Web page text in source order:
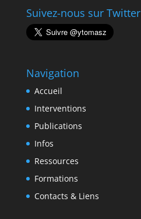
Suivez-nous sur Twitter
Navigation
Accueil
Interventions
Publications
Infos
Ressources
Formations
Contacts & Liens